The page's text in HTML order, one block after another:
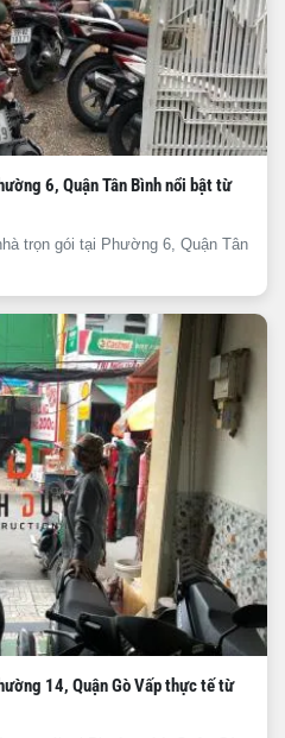
6, Quận Tân Bình nổi bật từ
trọn gói tại Phường 6, Quận Tân
14, Quận Gò Vấp thực tế từ